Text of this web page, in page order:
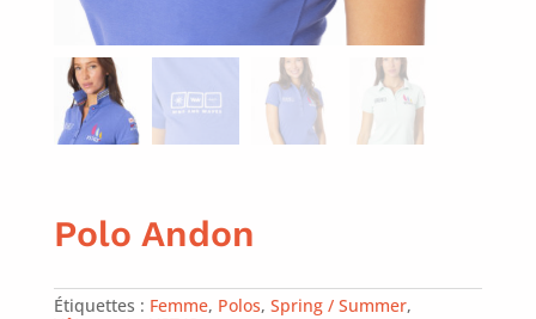
Polo Andon
Étiquettes : Femme, Polos, Spring / Summer,